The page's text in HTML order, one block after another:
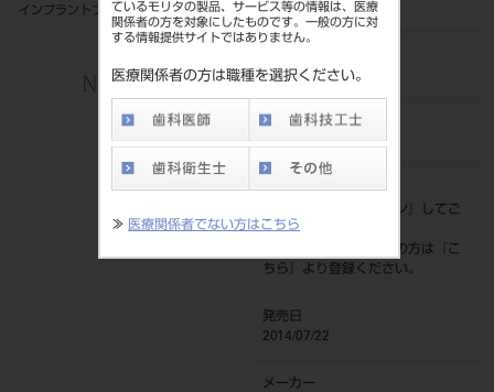
ているモリタの製品、サービス等の情報は、医療
関係者の方を対象にしたものです。一般の方に対
する情報提供サイトではありません。
医療関係者の方は職種を選択ください。
≫ 医療関係者でない方はこちら
インプラントブラシ 歯間・アバットメント用
206710953
JAN/EANコード
標準価格
ログイン
』してご
覧ください。
ネット会員登録がまだの方は『
こ
ちら
』より登録ください。
発売日
2014/07/22
メーカー